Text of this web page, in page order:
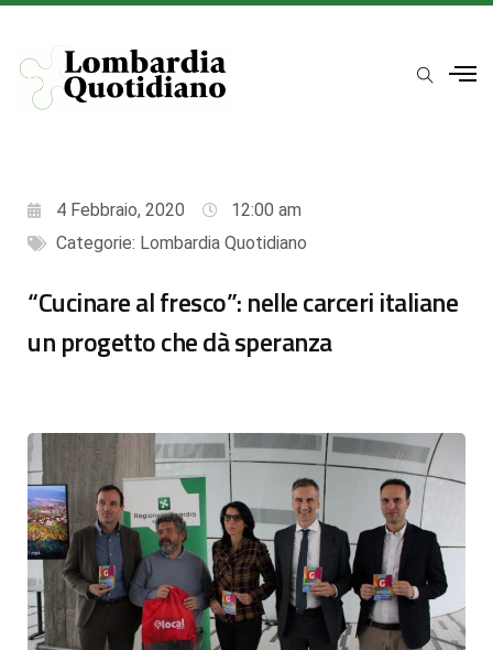
4 Febbraio, 2020
12:00 am
Categorie: Lombardia Quotidiano
“Cucinare al fresco”: nelle carceri italiane
un progetto che dà speranza